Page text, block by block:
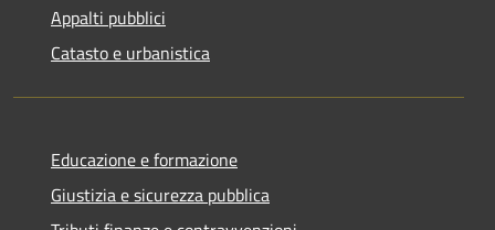
Appalti pubblici
Catasto e urbanistica
Educazione e formazione
Giustizia e sicurezza pubblica